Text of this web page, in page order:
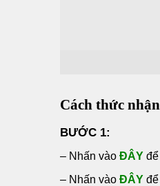
Cách thức
BƯỚC 1:
– Nhấn vào ĐÂY đ
– Nhấn vào ĐÂY để